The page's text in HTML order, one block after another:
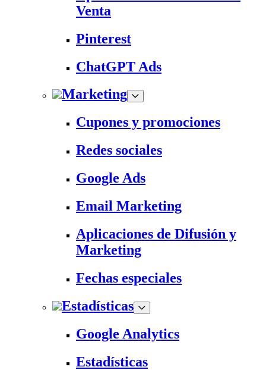
Venta
Pinterest
ChatGPT Ads
Marketing
Cupones y promociones
Redes sociales
Google Ads
Email Marketing
Aplicaciones de Difusión y
Marketing
Fechas especiales
Estadísticas
Google Analytics
Estadísticas